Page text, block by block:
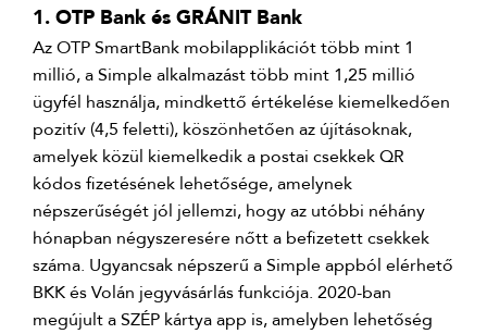
1. OTP Bank és GRÁNIT Bank
Az OTP SmartBank mobilapplikációt több mint 1
millió, a Simple alkalmazást több mint 1,25 millió
ügyfél használja, mindkettő értékelése kiemelkedően
pozitív (4,5 feletti), köszönhetően az újításoknak,
amelyek közül kiemelkedik a postai csekkek QR
kódos fizetésének lehetősége, amelynek
népszerűségét jól jellemzi, hogy az utóbbi néhány
hónapban négyszeresére nőtt a befizetett csekkek
száma. Ugyancsak népszerű a Simple appból elérhető
BKK és Volán jegyvásárlás funkciója. 2020-ban
megújult a SZÉP kártya app is, amelyben lehetőség